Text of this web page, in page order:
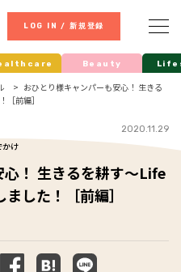
LOG IN / 新規登録
Beauty
おひとり様キャンパーも安心！ 生きる
前編］
かけ
2020.11.29
！ 生きるを耕す〜Life
した！［前編］